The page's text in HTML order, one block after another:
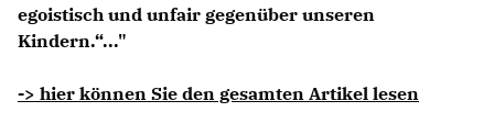
CDU Potsdam
egoistisch und unfair gegenüber unseren
Kindern.“..."
-> hier können Sie den gesamten Artikel lesen